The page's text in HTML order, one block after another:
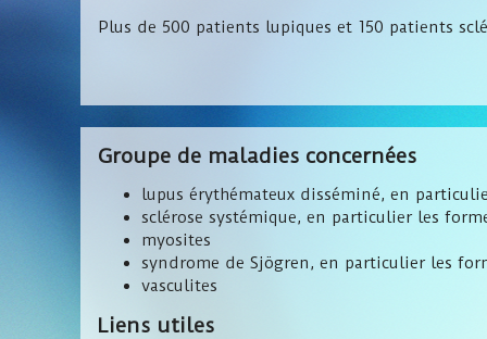
Plus de 500 patients lupiques et 150 patients
Groupe de maladies concernées
lupus érythémateux disséminé, en
sclérose systémique, en particulier les
myosites
syndrome de Sjögren, en particulier les
vasculites
Liens utiles